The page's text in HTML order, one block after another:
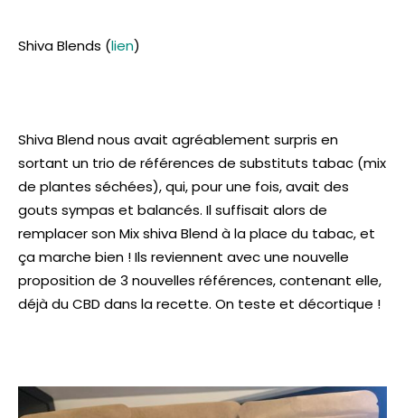
Shiva Blends (lien)
Shiva Blend nous avait agréablement surpris en
sortant un trio de références de substituts tabac (mix
de plantes séchées), qui, pour une fois, avait des
gouts sympas et balancés. Il suffisait alors de
remplacer son Mix shiva Blend à la place du tabac, et
ça marche bien ! Ils reviennent avec une nouvelle
proposition de 3 nouvelles références, contenant elle,
déjà du CBD dans la recette. On teste et décortique !